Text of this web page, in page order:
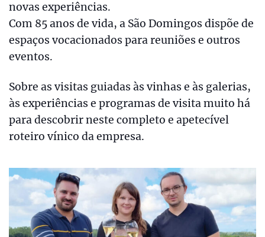
novas experiências.
Com 85 anos de vida, a São Domingos dispõe de
espaços vocacionados para reuniões e outros
eventos.
Sobre as visitas guiadas às vinhas e às galerias,
às experiências e programas de visita muito há
para descobrir neste completo e apetecível
roteiro vínico da empresa.